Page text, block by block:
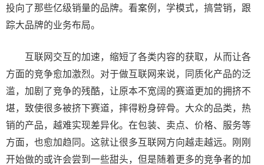
投向了那些亿级销量的品牌。看案例，学模式，搞营销，跟
踪大品牌的业务布局。
互联网交互的加速，缩短了各类内容的获取，从而让各
方面的竞争愈加激烈。对于做互联网来说，同质化产品的泛
滥，加剧了竞争的残酷，让原本不宽阔的赛道更加的拥挤不
堪，致使很多被挤下赛道，摔得粉身碎骨。大众的品类，热
销的产品，越难实现差异化。在包装、卖点、价格、服务等
方面，也愈加趋同。这就让很多互联网方向越走越远。刚刚
开始做的或许会尝到一些甜头，但是随着更多的竞争者的加